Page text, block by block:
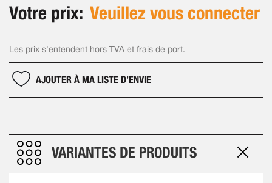
Votre prix: Veuillez vous connecter
Les prix s'entendent hors TVA et frais de port.
AJOUTER À MA LISTE D’ENVIE
VARIANTES DE PRODUITS